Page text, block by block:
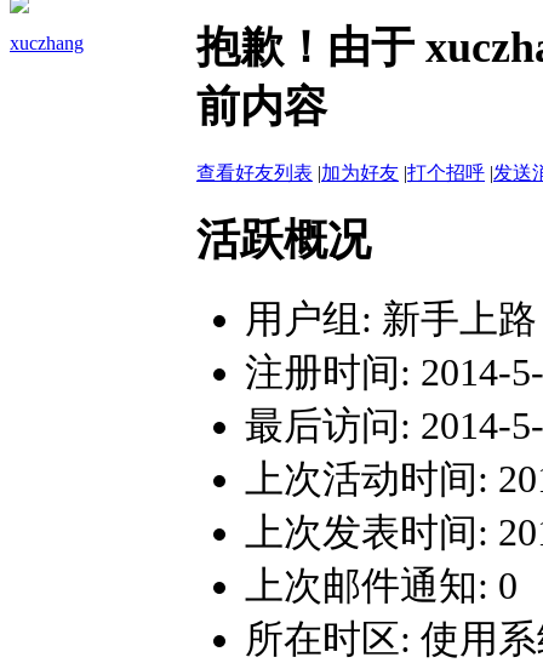
xuczhang
抱歉！由于
前内容
查看好友列表 |加为好友 |打个招呼 |发送
活跃概况
用户组: 新手上路
注册时间: 2014-
最后访问: 2014-
上次活动时间:
上次发表时间:
上次邮件通知: 0
所在时区: 使用